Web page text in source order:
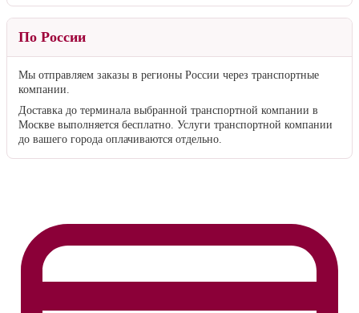
По России
Мы отправляем заказы в регионы России через транспортные
компании.
Доставка до терминала выбранной транспортной компании в
Москве выполняется бесплатно. Услуги транспортной компании
до вашего города оплачиваются отдельно.